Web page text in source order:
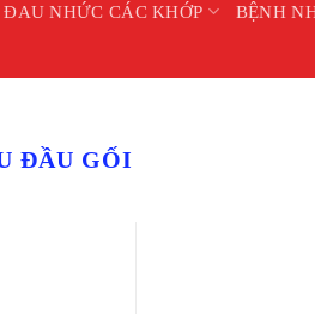
ĐAU NHỨC CÁC KHỚP BỆNH
ĐẦU GỐI